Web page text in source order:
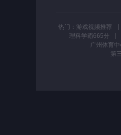
热门： 游戏视频推荐
理科学霸665分